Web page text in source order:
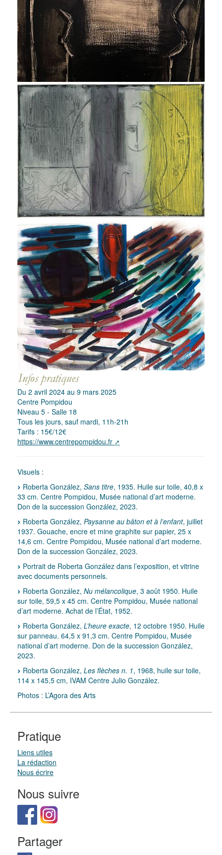
Du 2 avril 2024 au 9 mars 2025
Centre Pompidou
Niveau 5 - Salle 18
Tous les jours, sauf mardi, 11h-21h
Tarifs : 15€/12€
https://www.centrepompidou.fr
Visuels :
Roberta González, Sans titre, 1935. Huile sur toile, 40,8 x
33 cm. Centre Pompidou, Musée national d’art moderne.
Don de la succession González, 2023.
Roberta González, Paysanne au bâton et à l’enfant, juillet
1937. Gouache, encre et mine graphite sur papier, 25 x
14,6 cm. Centre Pompidou, Musée national d’art moderne.
Don de la succession González, 2023.
Portrait de Roberta González dans l’exposition, et vitrine
avec documents personnels.
Roberta González, Nu mélancolique, 3 août 1950. Huile
sur toile, 59,5 x 45 cm. Centre Pompidou, Musée national
d’art moderne. Achat de l’État, 1952.
Roberta González, L’heure exacte, 12 octobre 1950. Huile
sur panneau. 64,5 x 91,3 cm. Centre Pompidou, Musée
national d’art moderne. Don de la succession González,
2023.
Roberta González, Les flèches n. 1, 1968, huile sur toile,
114 x 145,5 cm, IVAM Centre Julio González.
Photos : L’Agora des Arts
Pratique
Liens utiles
La rédaction
Nous écrire
Nous suivre
Partager